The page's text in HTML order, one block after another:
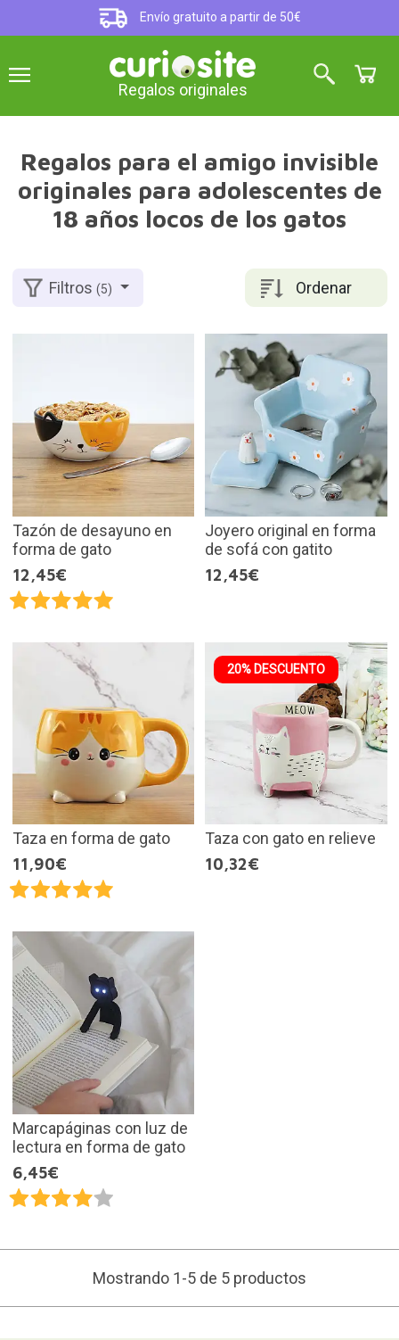
Envío gratuito a partir de 50€
Regalos originales
Regalos para el amigo invisible
originales para adolescentes de
18 años locos de los gatos
Ordenar
Filtros(5)
Tazón de desayuno en
forma de gato
12,45€
Joyero original en forma
de sofá con gatito
12,45€
Taza en forma de gato
11,90€
20% DESCUENTO
Taza con gato en relieve
10,32€
Marcapáginas con luz de
lectura en forma de gato
6,45€
Mostrando 1-5 de 5 productos